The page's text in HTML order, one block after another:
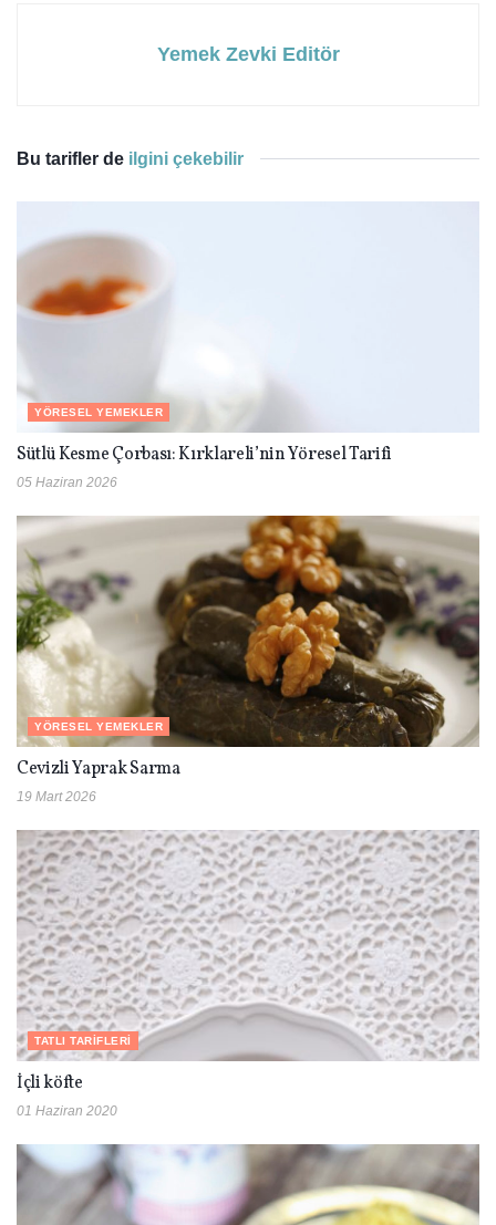
Yemek Zevki Editör
Bu tarifler de ilgini çekebilir
YÖRESEL YEMEKLER
Sütlü Kesme Çorbası: Kırklareli’nin Yöresel Tarifi
05 Haziran 2026
YÖRESEL YEMEKLER
Cevizli Yaprak Sarma
19 Mart 2026
TATLI TARIFLERI
İçli köfte
01 Haziran 2020